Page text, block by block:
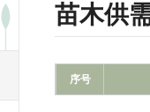
苗木供
序号